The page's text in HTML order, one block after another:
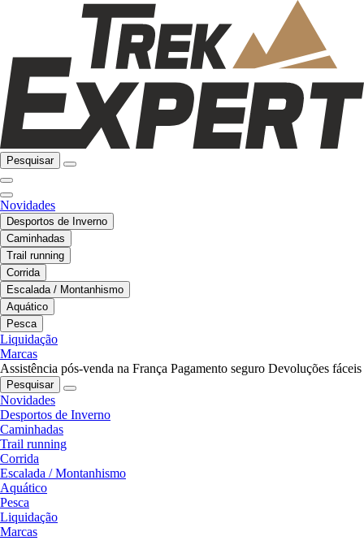
Pesquisar
Novidades
Desportos de Inverno
Caminhadas
Trail running
Corrida
Escalada / Montanhismo
Aquático
Pesca
Liquidação
Marcas
Assistência pós-venda na França Pagamento seguro Devoluções fáceis
Pesquisar
Novidades
Desportos de Inverno
Caminhadas
Trail running
Corrida
Escalada / Montanhismo
Aquático
Pesca
Liquidação
Marcas